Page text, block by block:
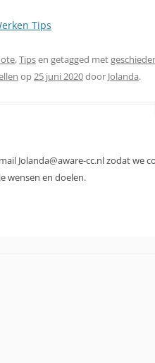
Tips
,Tipsen getagged met
op25 juni 2020door Jolanda.
Jolanda@aware-cc.nl zodat we
wensen en doelen.